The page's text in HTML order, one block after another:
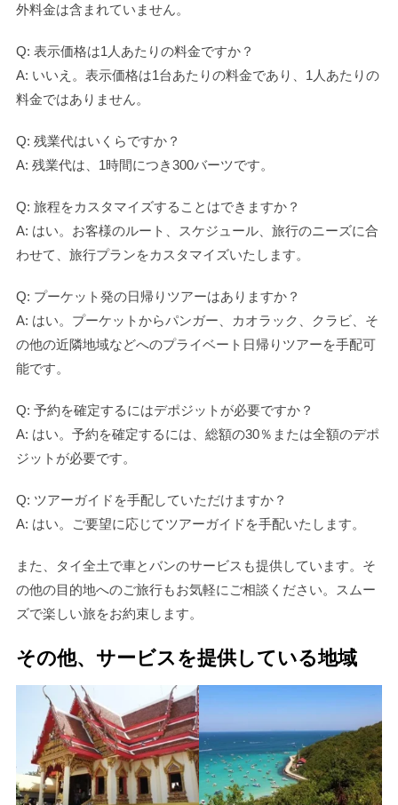
外料金は含まれていません。
Q: 表示価格は1人あたりの料金ですか？
A: いいえ。表示価格は1台あたりの料金であり、1人あたりの
料金ではありません。
Q: 残業代はいくらですか？
A: 残業代は、1時間につき300バーツです。
Q: 旅程をカスタマイズすることはできますか？
A: はい。お客様のルート、スケジュール、旅行のニーズに合
わせて、旅行プランをカスタマイズいたします。
Q: プーケット発の日帰りツアーはありますか？
A: はい。プーケットからパンガー、カオラック、クラビ、そ
の他の近隣地域などへのプライベート日帰りツアーを手配可
能です。
Q: 予約を確定するにはデポジットが必要ですか？
A: はい。予約を確定するには、総額の30％または全額のデポ
ジットが必要です。
Q: ツアーガイドを手配していただけますか？
A: はい。ご要望に応じてツアーガイドを手配いたします。
また、タイ全土で車とバンのサービスも提供しています。そ
の他の目的地へのご旅行もお気軽にご相談ください。スムー
ズで楽しい旅をお約束します。
その他、サービスを提供している地域